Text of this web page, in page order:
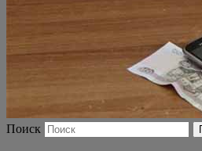
Поиск